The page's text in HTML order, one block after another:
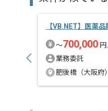
【VB.NET】医薬
〜700,000 円
業務委託
肥後橋（大阪府）